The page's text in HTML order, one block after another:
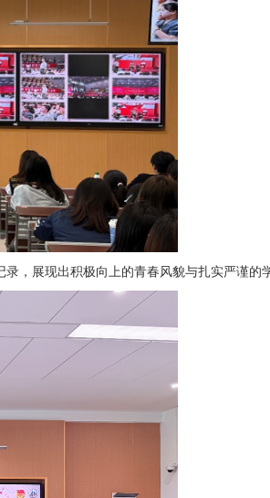
，展现出积极向上的青春风貌与扎实严谨的